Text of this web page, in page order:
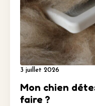
Mon chien
faire ?
3 juillet 2026